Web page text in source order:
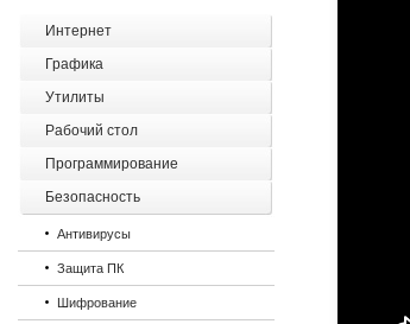
Интернет
Графика
Утилиты
Рабочий стол
Программирование
Безопасность
Антивирусы
Защита ПК
Шифрование